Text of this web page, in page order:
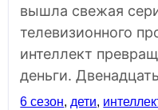
вышла свежая
телевизионного
интеллект
деньги.
6 сезон, дети,